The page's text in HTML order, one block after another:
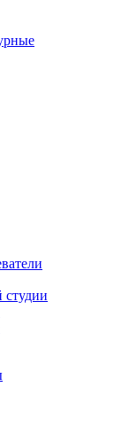
студии